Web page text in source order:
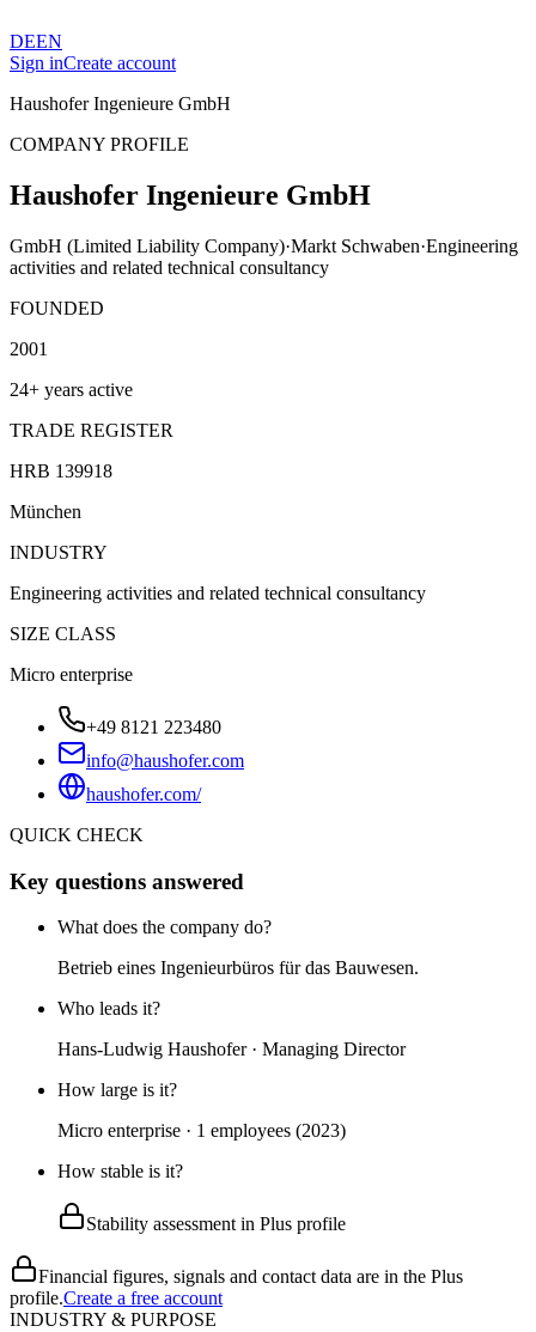
DEEN
Sign inCreate account
Haushofer Ingenieure GmbH
COMPANY PROFILE
Haushofer Ingenieure GmbH
GmbH (Limited Liability Company)·Markt Schwaben·Engineering
activities and related technical consultancy
FOUNDED
2001
24+ years active
TRADE REGISTER
HRB 139918
München
INDUSTRY
Engineering activities and related technical consultancy
SIZE CLASS
Micro enterprise
+49 8121 223480
info@haushofer.com
haushofer.com/
QUICK CHECK
Key questions answered
What does the company do?
Betrieb eines Ingenieurbüros für das Bauwesen.
Who leads it?
Hans-Ludwig Haushofer · Managing Director
How large is it?
Micro enterprise · 1 employees (2023)
How stable is it?
Stability assessment in Plus profile
Financial figures, signals and contact data are in the Plus
profile.Create a free account
INDUSTRY & PURPOSE